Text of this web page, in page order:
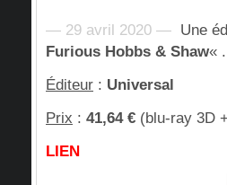
— 29 avril 2020 — Une
Furious Hobbs & Shaw«
Éditeur : Universal
Prix : 41,64 € (blu-ray 3D
LIEN